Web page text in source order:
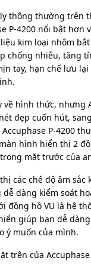
thông thường trên
P-4200 nổi bật hơn
kim loại nhôm bắt
chống nhiễu, tăng
tay, hạn chế lưu
về hình thức, nhưng
đẹp cuốn hút,
P-4200
hình hiển thị 2
mặt trước của
các chế độ âm sắc
dàng kiểm soát
đồng hồ VU là hệ
giúp bạn dễ
ý muốn của mình.
trên của